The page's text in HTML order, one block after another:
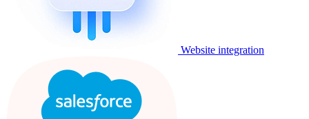
Website integration